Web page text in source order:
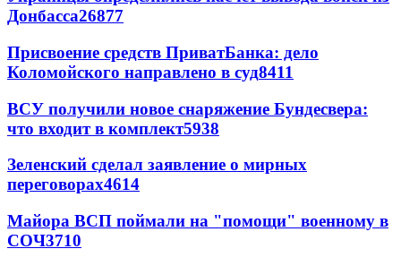
Донбасса26877
Присвоение средств ПриватБанка: дело
Коломойского направлено в суд8411
ВСУ получили новое снаряжение Бундесвера:
что входит в комплект5938
Зеленский сделал заявление о мирных
переговорах4614
Майора ВСП поймали на "помощи" военному в
СОЧ3710